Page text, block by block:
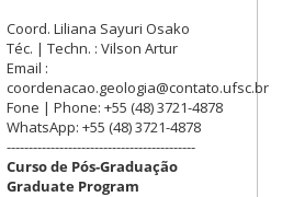
Coord. Liliana Sayuri Osako
Téc. | Techn. : Vilson Artur
Email :
coordenacao.geologia@contato.ufsc.br
Fone | Phone: +55 (48) 3721-4878
WhatsApp: +55 (48) 3721-4878
-------------------------------------------
Curso de Pós-Graduação
Graduate Program